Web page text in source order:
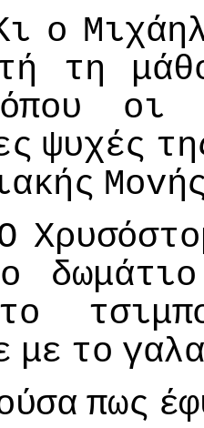
o
τη
όπoυ
oι
ψυχές
δωμάτιo
τo
με τo
πως